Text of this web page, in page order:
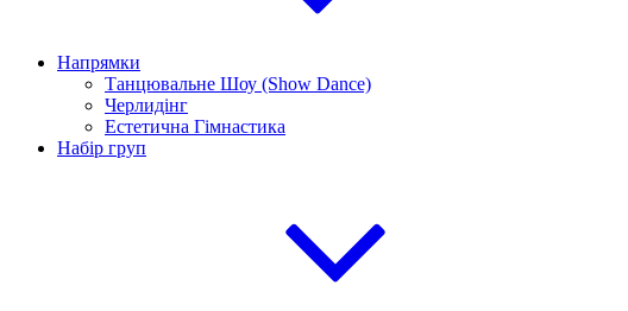
Напрямки
Танцювальне Шоу (Show Dance)
Черлидінг
Естетична Гімнастика
Набір груп